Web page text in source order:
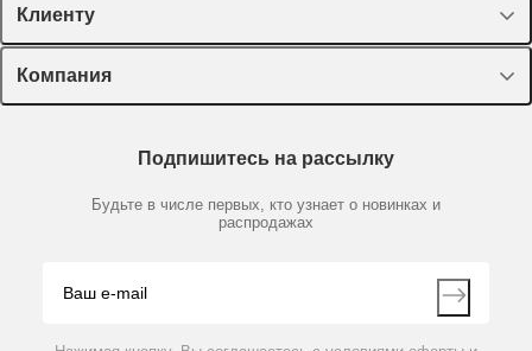
Спецпредложения
Оборудование, приборы
Пластик, стекло, принадлежности
Химические реактивы, препараты, наборы
Производители
Клиенту
Лекторий Диаэм
Доставка и оплата
Мобильное приложение
Компания
Партнеры
Контакты
Подпишитесь на рассылку
Будьте в числе первых, кто узнает о новинках и
распродажах